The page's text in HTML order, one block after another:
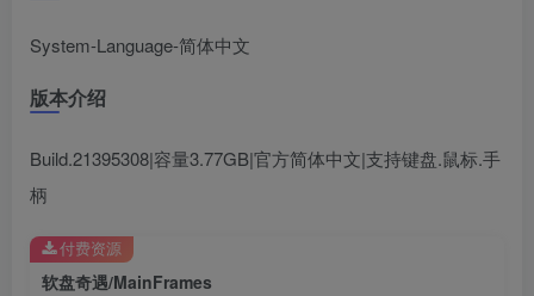
System-Language-简体中文
版本介绍
Build.21395308|容量3.77GB|官方简体中文|支持键盘.鼠标.手
柄
软盘奇遇/MainFrames
付费资源